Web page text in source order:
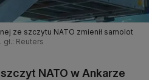
ze szczytu NATO zmienił samolot
gł.: Reuters
NATO w Ankarze